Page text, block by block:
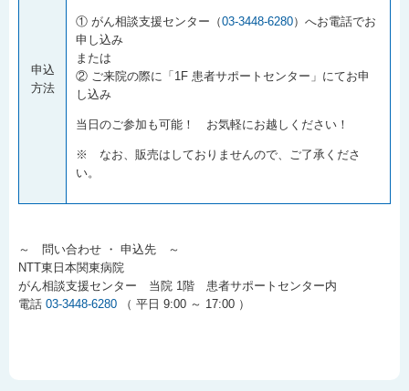
申込
方法
① がん相談支援センター（03-3448-6280）へお電話でお
申し込み
または
② ご来院の際に「1F 患者サポートセンター」にてお申
し込み
当日のご参加も可能！ お気軽にお越しください！
※ なお、販売はしておりませんので、ご了承くださ
い。
～ 問い合わせ ・ 申込先 ～
NTT東日本関東病院
がん相談支援センター 当院 1階 患者サポートセンター内
電話 03-3448-6280 （ 平日 9:00 ～ 17:00 ）